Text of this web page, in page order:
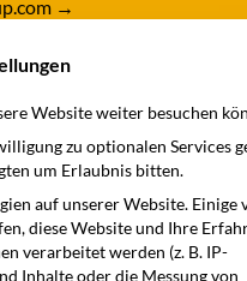
→
Website weiter besuchen
zu optionalen Services
um Erlaubnis bitten.
auf unserer Website. Einige
diese Website und Ihre
verarbeitet werden (z. B. IP-
Inhalte oder die Messung von